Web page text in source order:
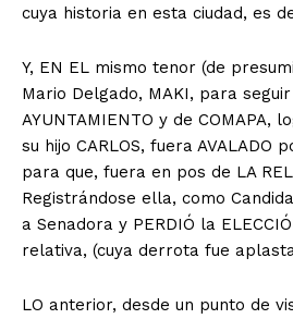
cuya historia en esta ciudad, es
Y, EN EL mismo tenor (de
Mario Delgado, MAKI, para
AYUNTAMIENTO y de COMAPA,
su hijo CARLOS, fuera AVALADO
para que, fuera en pos de LA
Registrándose ella, como
a Senadora y PERDIÓ la
relativa, (cuya derrota fue
LO anterior, desde un punto de